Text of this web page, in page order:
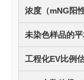
浓度（mNG阳
未染色样品的
工程化EV比例